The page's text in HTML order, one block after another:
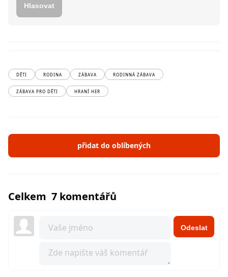
Hlasovat
DĚTI RODINA ZÁBAVA RODINNÁ ZÁBAVA
ZÁBAVA PRO DĚTI HRANÍ HER
přidat do oblíbených
Celkem 7 komentářů
Odeslat